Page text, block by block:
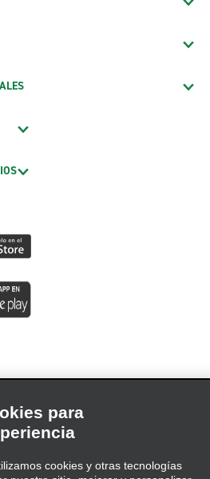
Política de privacidad
para
cookies y otras tecnologías